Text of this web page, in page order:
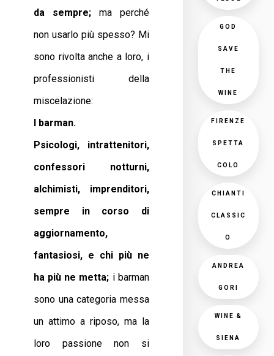
da
sempre;ma perché
non usarlo più spesso? Mi
sono rivolta anche a loro, i
professionisti della
miscelazione:
I barman.
Psicologi, intrattenitori,
confessori notturni,
alchimisti, imprenditori,
sempre in corso di
aggiornamento,
fantasiosi, e chi più ne
ha più ne metta; i barman
sono una categoria messa
un attimo a riposo, ma la
loro passione non si
GOD
SAVE
THE
WINE
FIRENZE
SPETTA
COLO
CHIANTI
CLASSIC
O
ANDREA
GORI
WINE &
SIENA